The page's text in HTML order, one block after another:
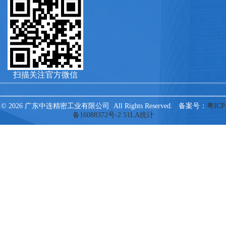
扫描关注官方微信
© 2026 广东中连精密工业有限公司 All Rights Reserved. 备案号： 粤ICP
备16088372号-2 51LA统计